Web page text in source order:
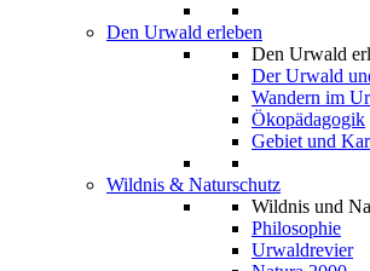
Den Urwald erleben
Den Urwald
Der Urwald
Wandern im
Ökopädagogik
Gebiet und
Wildnis & Naturschutz
Wildnis und
Philosophie
Urwaldrevier